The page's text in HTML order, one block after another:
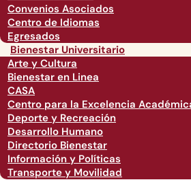
Convenios Asociados
Centro de Idiomas
Egresados
Bienestar Universitario
Arte y Cultura
Bienestar en Linea
CASA
Centro para la Excelencia
Deporte y Recreación
Desarrollo Humano
Directorio Bienestar
Información y Políticas
Transporte y Movilidad